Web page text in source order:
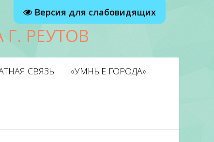
Версия для слабовидящих
РЕУТОВ
СВЯЗЬ «УМНЫЕ ГОРОДА»